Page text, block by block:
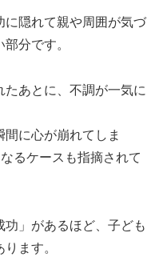
に隠れて親や周囲が気づ
分です。
たあとに、不調が一気に
に心が崩れてしま
るケースも指摘されて
」があるほど、子ども
ます。